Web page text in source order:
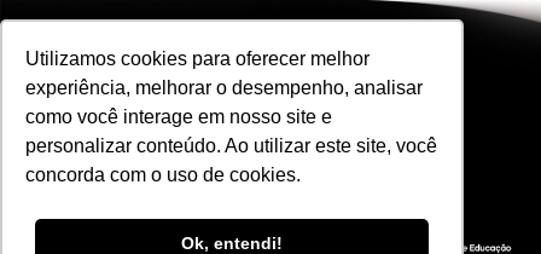
Utilizamos cookies para oferecer melhor
experiência, melhorar o desempenho, analisar
como você interage em nosso site e
personalizar conteúdo. Ao utilizar este site, você
concorda com o uso de cookies.
Ok, entendi!